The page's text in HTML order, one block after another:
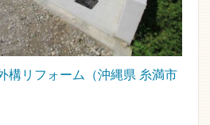
構リフォーム（沖縄県 糸満市